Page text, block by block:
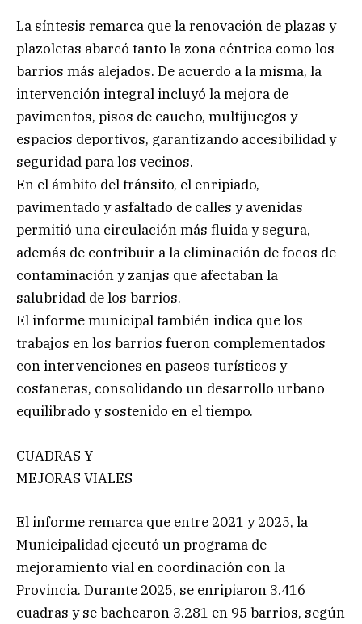
La síntesis remarca que la renovación de plazas y
plazoletas abarcó tanto la zona céntrica como los
barrios más alejados. De acuerdo a la misma, la
intervención integral incluyó la mejora de
pavimentos, pisos de caucho, multijuegos y
espacios deportivos, garantizando accesibilidad y
seguridad para los vecinos.
En el ámbito del tránsito, el enripiado,
pavimentado y asfaltado de calles y avenidas
permitió una circulación más fluida y segura,
además de contribuir a la eliminación de focos de
contaminación y zanjas que afectaban la
salubridad de los barrios.
El informe municipal también indica que los
trabajos en los barrios fueron complementados
con intervenciones en paseos turísticos y
costaneras, consolidando un desarrollo urbano
equilibrado y sostenido en el tiempo.
CUADRAS Y
MEJORAS VIALES
El informe remarca que entre 2021 y 2025, la
Municipalidad ejecutó un programa de
mejoramiento vial en coordinación con la
Provincia. Durante 2025, se enripiaron 3.416
cuadras y se bachearon 3.281 en 95 barrios, según